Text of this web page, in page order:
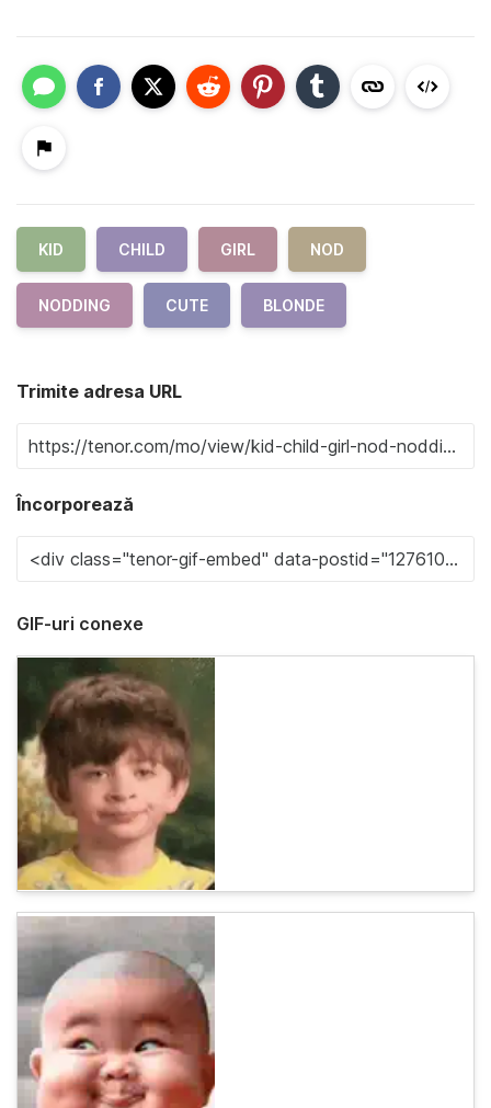
KID CHILD GIRL NOD
NODDING CUTE BLONDE
Trimite adresa URL
Încorporează
GIF-uri conexe